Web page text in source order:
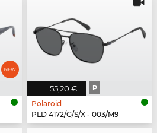
55,20 € P
Polaroid
PLD 4172/G/S/X - 003/M9